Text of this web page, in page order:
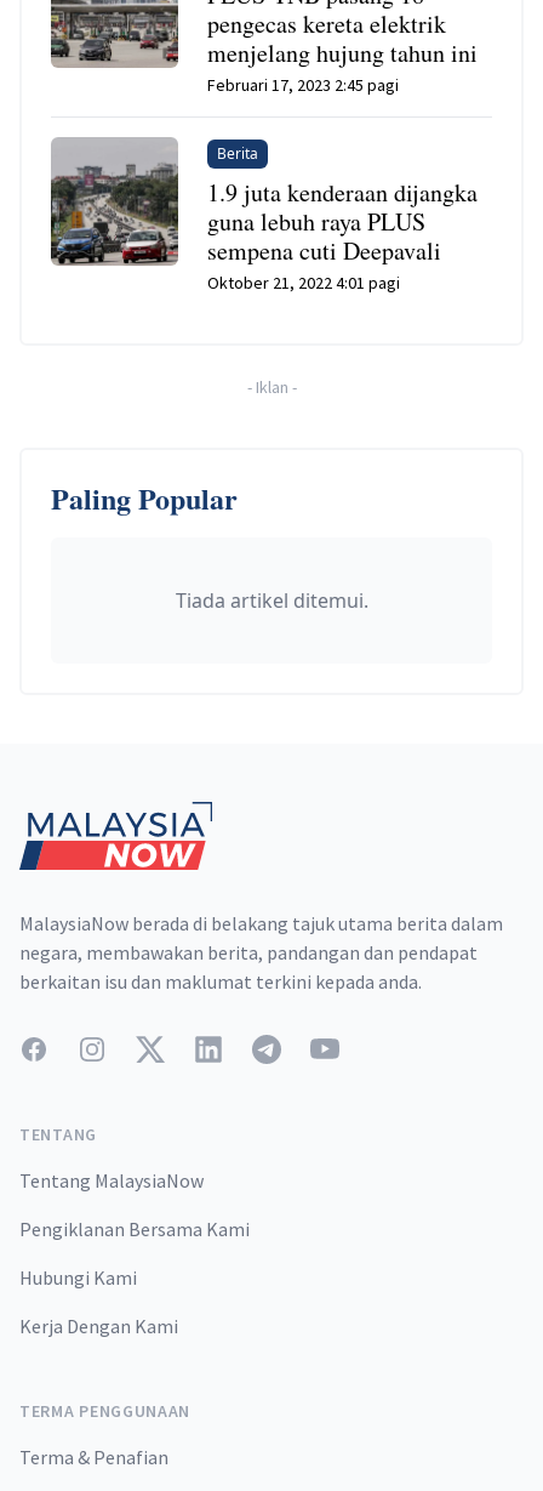
pengecas kereta elektrik
menjelang hujung tahun ini
Februari 17, 2023 2:45 pagi
Berita
1.9 juta kenderaan dijangka
guna lebuh raya PLUS
sempena cuti Deepavali
Oktober 21, 2022 4:01 pagi
- Iklan -
Paling Popular
Tiada artikel ditemui.
MalaysiaNow berada di belakang tajuk utama berita dalam
negara, membawakan berita, pandangan dan pendapat
berkaitan isu dan maklumat terkini kepada anda.
FacebookInstagramTwitterLinkedInTelegramYouTube
TENTANG
Tentang MalaysiaNow
Pengiklanan Bersama Kami
Hubungi Kami
Kerja Dengan Kami
TERMA PENGGUNAAN
Terma & Penafian